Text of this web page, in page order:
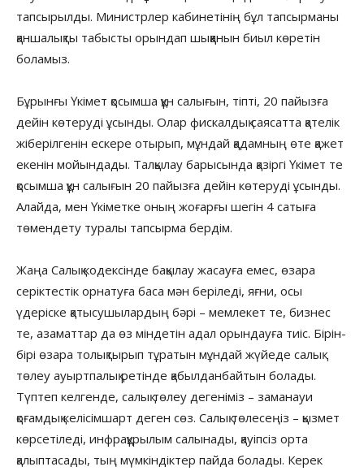
тапсырылды. Министрлер кабинетінің бұл тапсырманы
қаншалықты табысты орындап шыққанын биыл көретін
боламыз.
Бұрынғы Үкімет қосымша құн салығын, тіпті, 20 пайызға
дейін көтеруді ұсынды. Олар фискалдық саясатта қателік
жіберілгенін ескере отырып, мұндай қадамның өте қажет
екенін мойындады. Талқылау барысында қазіргі Үкімет те
қосымша құн салығын 20 пайызға дейін көтеруді ұсынды.
Алайда, мен Үкіметке оның жоғарғы шегін 4 сатыға
төмендету туралы тапсырма бердім.
Жаңа Салық кодексінде бақылау жасауға емес, өзара
серіктестік орнатуға баса мән беріледі, яғни, осы
үдеріске қатысушылардың бәрі – мемлекет те, бизнес
те, азаматтар да өз міндетін адал орындауға тиіс. Бірін-
бірі өзара толықтырып тұратын мұндай жүйеде салық
төлеу ауыртпалық ретінде қабылданбайтын болады.
Түптеп келгенде, салық төлеу дегеніміз – заманауи
қоғамдық келісімшарт деген сөз. Салық төлесеңіз – қызмет
көрсетіледі, инфрақұрылым салынады, қауіпсіз орта
қалыптасады, тың мүмкіндіктер пайда болады. Керек